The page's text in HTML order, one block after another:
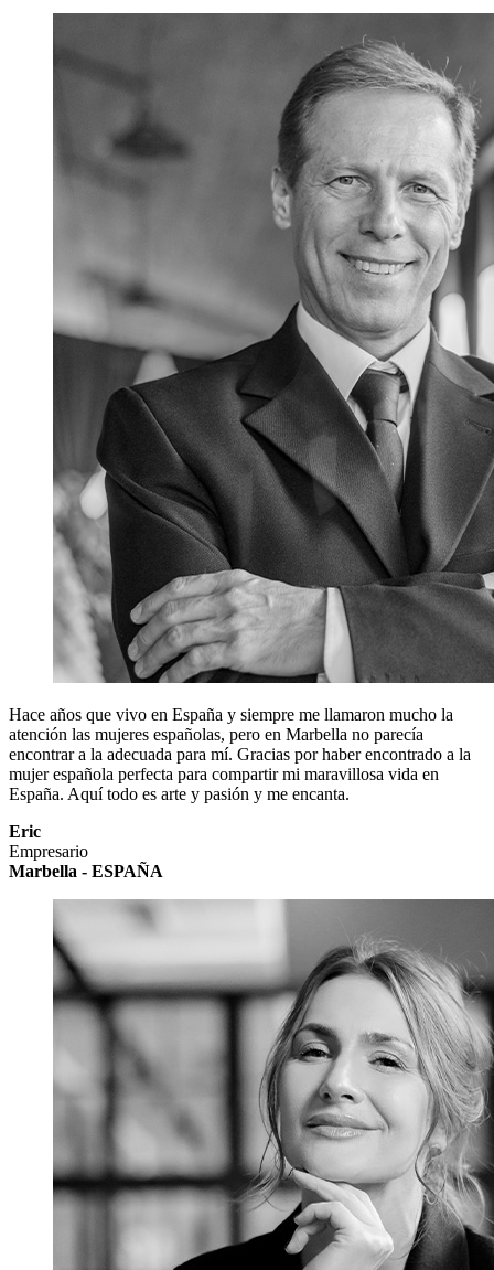
Hace años que vivo en España y siempre me llamaron mucho la
atención las mujeres españolas, pero en Marbella no parecía
encontrar a la adecuada para mí. Gracias por haber encontrado a la
mujer española perfecta para compartir mi maravillosa vida en
España. Aquí todo es arte y pasión y me encanta.
Eric
Empresario
Marbella - ESPAÑA